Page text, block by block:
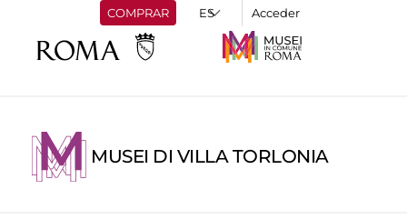
COMPRAR Acceder
MUSEI DI VILLA TORLONIA